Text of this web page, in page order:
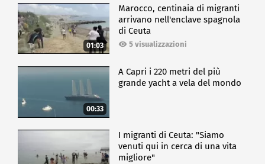
01:03
Marocco, centinaia di migranti
arrivano nell'enclave spagnola
di Ceuta
5 visualizzazioni
00:33
A Capri i 220 metri del più
grande yacht a vela del mondo
I migranti di Ceuta: "Siamo
venuti qui in cerca di una vita
migliore"